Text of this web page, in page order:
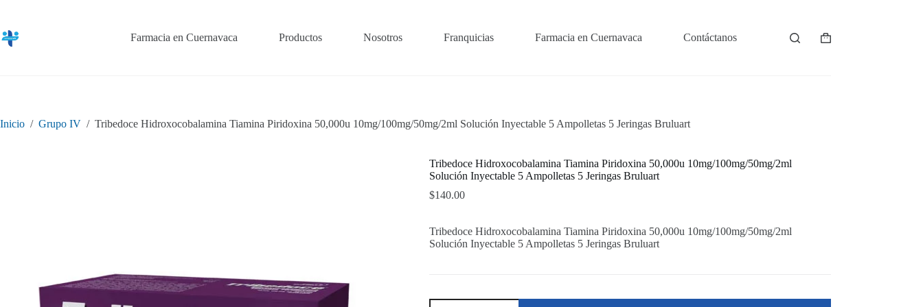
contenido
Farmacia en Cuernavaca Productos Nosotros Franquicias Farmacia en Cuernavaca Contáctanos
Shopping
Inicio / Grupo IV / Tribedoce Hidroxocobalamina Tiamina Piridoxina 50,000u 10mg/100mg/50mg/2ml Solución Inyectable 5 Ampolletas 5 Jeringas Bruluart
Tribedoce Hidroxocobalamina Tiamina Piridoxina 50,000u 10mg/100mg/50mg/2ml
Solución Inyectable 5 Ampolletas 5 Jeringas Bruluart
$140.00
Tribedoce Hidroxocobalamina Tiamina Piridoxina 50,000u 10mg/100mg/50mg/2ml
Solución Inyectable 5 Ampolletas 5 Jeringas Bruluart
Tribedoce